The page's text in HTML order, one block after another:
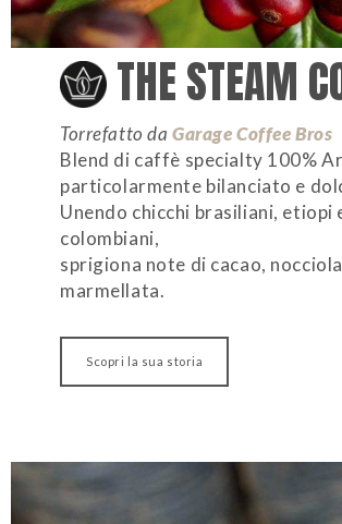
THE STEAM
Torrefatto da Garage Coffee Bros
Blend di caffè specialty 100%
particolarmente bilanciato e
Unendo chicchi brasiliani, etiopi
colombiani,
sprigiona note di cacao,
marmellata.
Scopri la sua storia